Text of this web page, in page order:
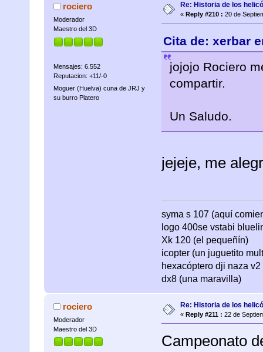
rociero
Moderador
Maestro del 3D
Mensajes: 6.552
Reputacion: +11/-0
Moguer (Huelva) cuna de JRJ y
su burro Platero
Re: Historia de los
« Reply #210 : 20 de
Cita de: xerbar
jojojo Rociero
compartir.
Un Saludo.
jejeje, me
syma s 107 (aquí
logo 400se vstabi
Xk 120 (el pequeñín)
icopter (un juguetito
hexacóptero dji naza
dx8 (una maravilla)
rociero
Moderador
Maestro del 3D
Re: Historia de los
« Reply #211 : 22 de
Campeonato